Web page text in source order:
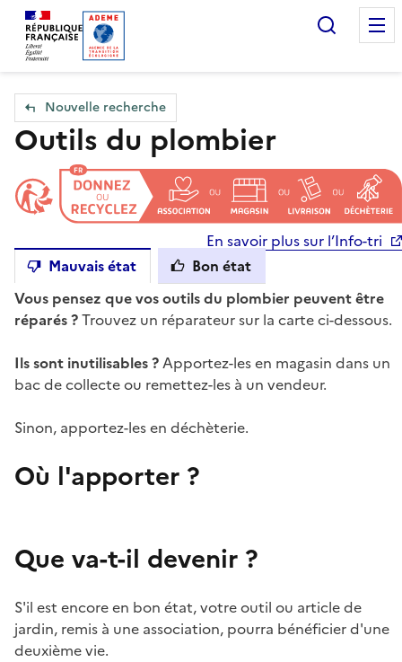
Accueil — Que Faire de mes objets & déchets
Nouvelle recherche
Outils du plombier
En savoir plus sur l’Info-tri
Mauvais état
Bon état
Vous pensez que vos outils du plombier peuvent être
réparés ?Trouvez un réparateur sur la carte ci-dessous.
Ils sont inutilisables ?Apportez-les en magasin dans un
bac de collecte ou remettez-les à un vendeur.
Sinon, apportez-les en déchèterie.
Où l'apporter ?
Que va-t-il devenir ?
S'il est encore en bon état, votre outil ou article de
jardin, remis à une association, pourra bénéficier d'une
deuxième vie.